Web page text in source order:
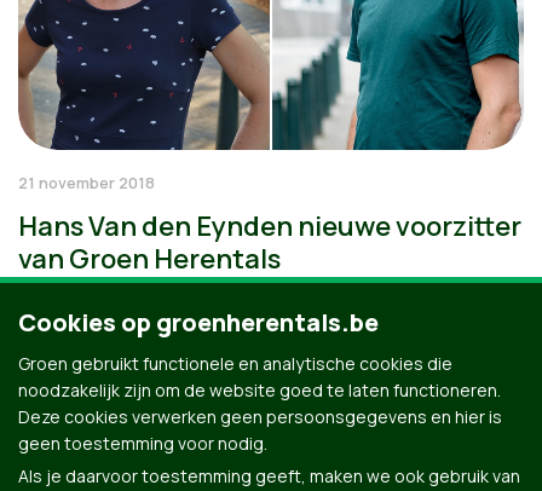
21 november 2018
Hans Van den Eynden nieuwe voorzitter
van Groen Herentals
Cookies op groenherentals.be
Groen gebruikt functionele en analytische cookies die
noodzakelijk zijn om de website goed te laten functioneren.
Deze cookies verwerken geen persoonsgegevens en hier is
geen toestemming voor nodig.
Als je daarvoor toestemming geeft, maken we ook gebruik van